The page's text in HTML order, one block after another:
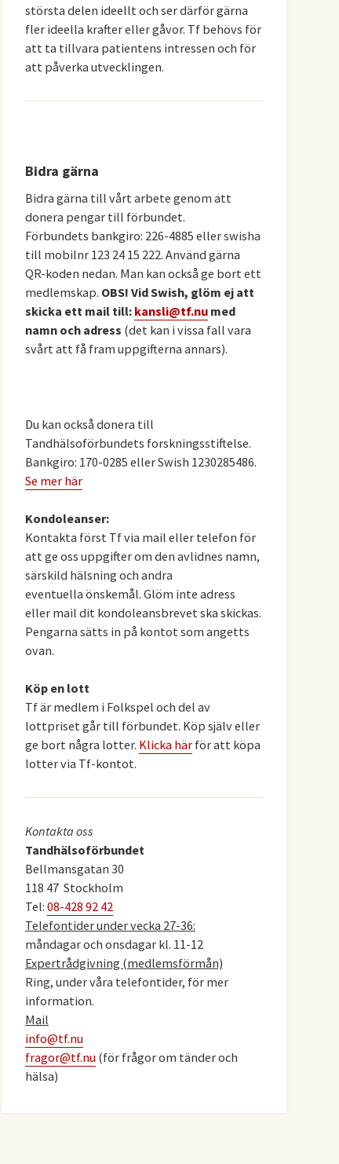
största delen ideellt och ser därför gärna
fler ideella krafter eller gåvor. Tf behövs för
att ta tillvara patientens intressen och för
att påverka utvecklingen.
Bidra gärna
Bidra gärna till vårt arbete genom att
donera pengar till förbundet.
Förbundets bankgiro: 226-4885 eller swisha
till mobilnr 123 24 15 222. Använd gärna
QR-koden nedan. Man kan också ge bort ett
medlemskap. OBS! Vid Swish, glöm ej att
skicka ett mail till: kansli@tf.numed
namn och adress (det kan i vissa fall vara
svårt att få fram uppgifterna annars).
Du kan också donera till
Tandhälsoförbundets forskningsstiftelse.
Bankgiro: 170-0285 eller Swish 1230285486.
Se mer här
Kondoleanser:
Kontakta först Tf via mail eller telefon för
att ge oss uppgifter om den avlidnes namn,
särskild hälsning och andra
eventuella önskemål. Glöm inte adress
eller mail dit kondoleansbrevet ska skickas.
Pengarna sätts in på kontot som angetts
ovan.
Köp en lott
Tf är medlem i Folkspel och del av
lottpriset går till förbundet. Köp själv eller
ge bort några lotter. Klicka härför att köpa
lotter via Tf-kontot.
Kontakta oss
Tandhälsoförbundet
Bellmansgatan 30
118 47 Stockholm
Tel: 08-428 92 42
Telefontider under vecka 27-36:
måndagar och onsdagar kl. 11-12
Expertrådgivning (medlemsförmån)
Ring, under våra telefontider, för mer
information.
Mail
info@tf.nu
fragor@tf.nu(för frågor om tänder och
hälsa)